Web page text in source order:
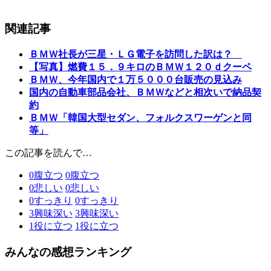
関連記事
ＢＭＷ社長が三星・ＬＧ電子を訪問した訳は？
【写真】燃費１５．９キロのＢＭＷ１２０ｄクーペ
ＢＭＷ、今年国内で１万５０００台販売の見込み
国内の自動車部品会社、ＢＭＷなどと相次いで納品契
約
ＢＭＷ「韓国大型セダン、フォルクスワーゲンと同
等」
この記事を読んで…
0腹立つ 0腹立つ
0悲しい 0悲しい
0すっきり 0すっきり
3興味深い 3興味深い
1役に立つ 1役に立つ
みんなの感想ランキング